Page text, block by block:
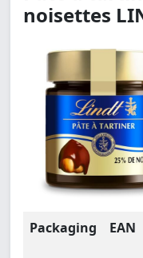
noisettes
Packaging EAN